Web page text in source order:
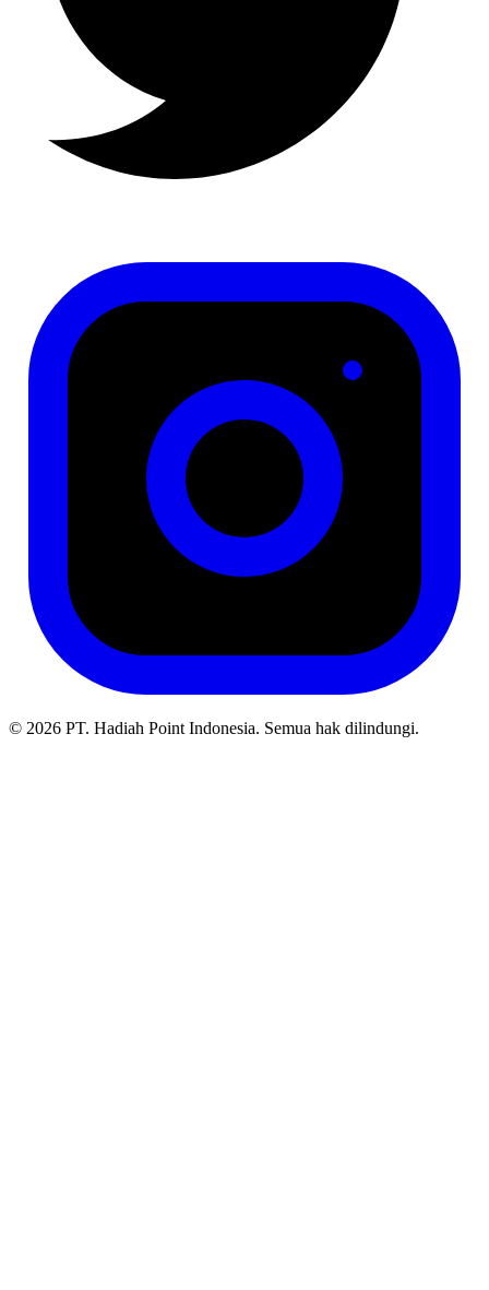
© 2026 PT. Hadiah Point Indonesia. Semua hak dilindungi.